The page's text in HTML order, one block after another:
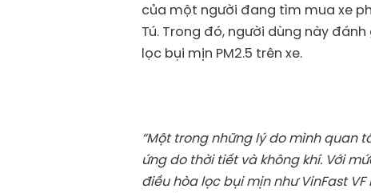
của một người đang tìm mua xe
Tú. Trong đó, người dùng này
lọc bụi mịn PM2.5 trên xe.
“Một trong những lý do mình quan
ứng do thời tiết và không khí. Với
điều hòa lọc bụi mịn như VinFast VF